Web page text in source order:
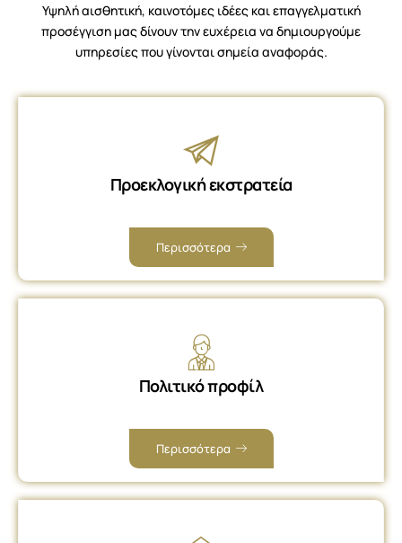
Υψηλή αισθητική, καινοτόμες ιδέες και επαγγελματική
προσέγγιση μας δίνουν την ευχέρεια να δημιουργούμε
υπηρεσίες που γίνονται σημεία αναφοράς.
Προεκλογική εκστρατεία
Περισσότερα
Πολιτικό προφίλ
Περισσότερα